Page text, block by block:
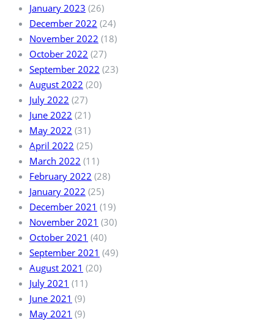
January 2023 (26)
December 2022 (24)
November 2022 (18)
October 2022 (27)
September 2022 (23)
August 2022 (20)
July 2022 (27)
June 2022 (21)
May 2022 (31)
April 2022 (25)
March 2022 (11)
February 2022 (28)
January 2022 (25)
December 2021 (19)
November 2021 (30)
October 2021 (40)
September 2021 (49)
August 2021 (20)
July 2021 (11)
June 2021 (9)
May 2021 (9)